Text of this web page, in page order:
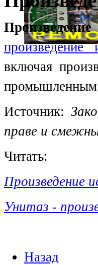
Произведение
произведение
включая
промышленным
Источник:
праве и
Читать:
Произведение
Унитаз -
Назад